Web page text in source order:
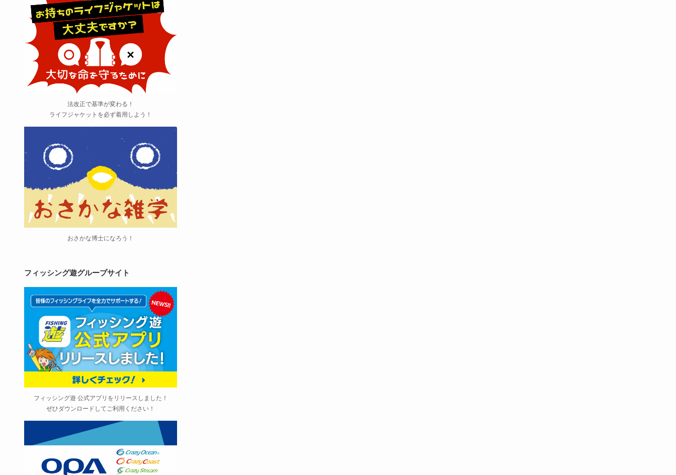
法改正で基準が変わる！
ライフジャケットを必ず着用しよう！
おさかな博士になろう！
フィッシング遊グループサイト
フィッシング遊 公式アプリをリリースしました！
ぜひダウンロードしてご利用ください！